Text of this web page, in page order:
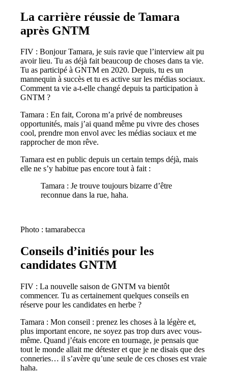
La carrière réussie de Tamara
après GNTM
FIV : Bonjour Tamara, je suis ravie que l’interview ait pu
avoir lieu. Tu as déjà fait beaucoup de choses dans ta vie.
Tu as participé à GNTM en 2020. Depuis, tu es un
mannequin à succès et tu es active sur les médias sociaux.
Comment ta vie a-t-elle changé depuis ta participation à
GNTM ?
Tamara : En fait, Corona m’a privé de nombreuses
opportunités, mais j’ai quand même pu vivre des choses
cool, prendre mon envol avec les médias sociaux et me
rapprocher de mon rêve.
Tamara est en public depuis un certain temps déjà, mais
elle ne s’y habitue pas encore tout à fait :
Tamara : Je trouve toujours bizarre d’être
reconnue dans la rue, haha.
Photo : tamarabecca
Conseils d’initiés pour les
candidates GNTM
FIV : La nouvelle saison de GNTM va bientôt
commencer. Tu as certainement quelques conseils en
réserve pour les candidates en herbe ?
Tamara : Mon conseil : prenez les choses à la légère et,
plus important encore, ne soyez pas trop durs avec vous-
même. Quand j’étais encore en tournage, je pensais que
tout le monde allait me détester et que je ne disais que des
conneries… il s’avère qu’une seule de ces choses est vraie
haha.